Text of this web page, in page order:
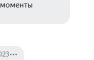
моменты